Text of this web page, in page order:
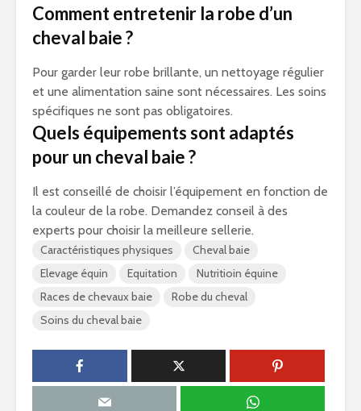
Comment entretenir la robe d’un
cheval baie ?
Pour garder leur robe brillante, un nettoyage régulier
et une alimentation saine sont nécessaires. Les soins
spécifiques ne sont pas obligatoires.
Quels équipements sont adaptés
pour un cheval baie ?
Il est conseillé de choisir l’équipement en fonction de
la couleur de la robe. Demandez conseil à des
experts pour choisir la meilleure sellerie.
Caractéristiques physiques
Cheval baie
Elevage équin
Equitation
Nutritioin équine
Races de chevaux baie
Robe du cheval
Soins du cheval baie